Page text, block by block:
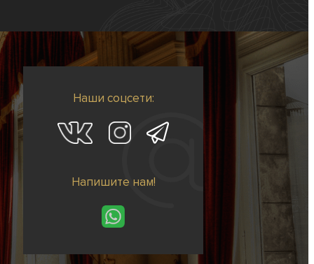
Наши соцсети:
Напишите нам!